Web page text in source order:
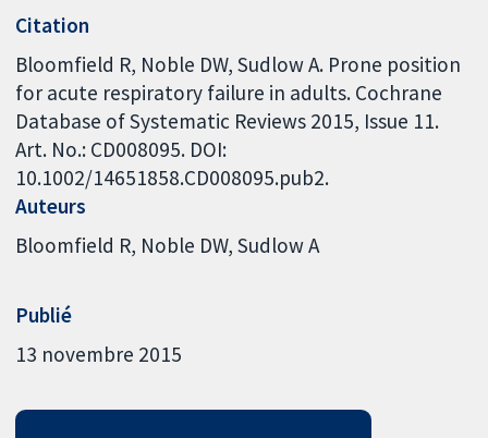
Citation
Bloomfield R, Noble DW, Sudlow A. Prone position
for acute respiratory failure in adults. Cochrane
Database of Systematic Reviews 2015, Issue 11.
Art. No.: CD008095. DOI:
10.1002/14651858.CD008095.pub2.
Auteurs
Bloomfield R Noble DW Sudlow A
Publié
13 novembre 2015